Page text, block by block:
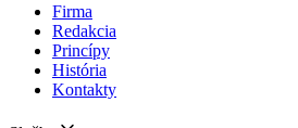
Firma
Redakcia
Princípy
História
Kontakty